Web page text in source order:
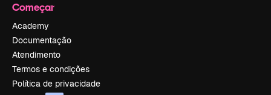
Começar
Academy
Documentação
Atendimento
Termos e condições
Política de privacidade